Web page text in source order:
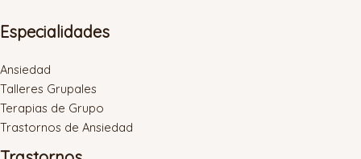
Especialidades
Ansiedad
Talleres Grupales
Terapias de Grupo
Trastornos de Ansiedad